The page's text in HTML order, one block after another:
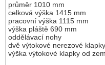
průměr 1010 mm
celková výška 1415 mm
pracovní výška 1115 mm
výška pláště 690 mm
oddělávací nohy
dvě výtokové nerezové klapky
výška výtokové klapky od